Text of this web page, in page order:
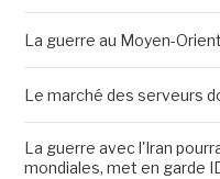
La guerre au Moyen-
Le marché des serveurs
La guerre avec l'Iran
mondiales, met en garde